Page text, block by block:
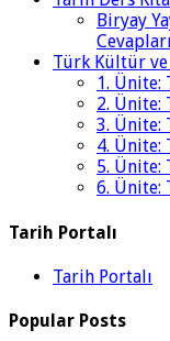
Biryay
Cevapları
Türk Kültür
1. Ünite:
2. Ünite:
3. Ünite:
4. Ünite:
5. Ünite:
6. Ünite:
Tarih Portalı
Tarih Portalı
Popular Posts